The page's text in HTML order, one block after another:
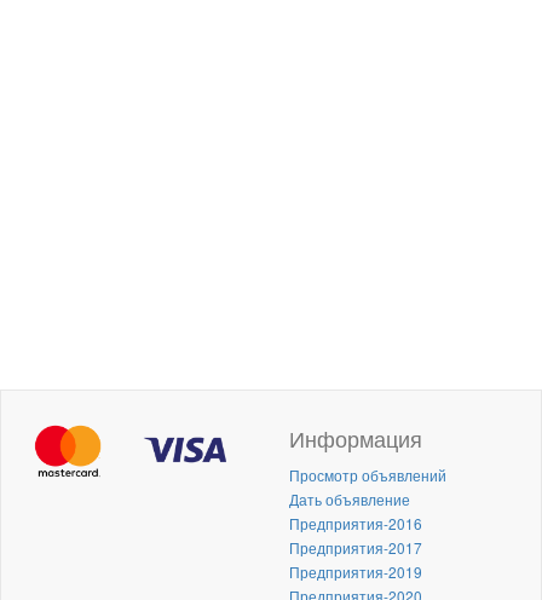
Информация
Просмотр объявлений
Дать объявление
Предприятия-2016
Предприятия-2017
Предприятия-2019
Предприятия-2020